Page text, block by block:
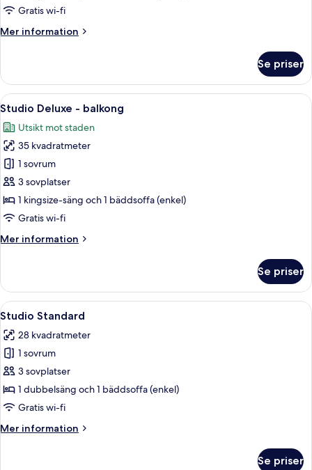
Gratis wi-fi
Mer information
Mer
Premium
Se priser
Öppna
alla
foton
för
Studio
Deluxe
-
balkong
Ett modernt kök med träskåp, en
9
Studio Deluxe - balkong
Utsikt mot staden
35 kvadratmeter
1 sovrum
3 sovplatser
1 kingsize-säng och 1 bäddsoffa (enkel)
Gratis wi-fi
Mer information
Mer
Deluxe
balkong
Se priser
Öppna
alla
foton
för
Studio
Standard
Ett modernt hotellrum med en stor
6
Studio Standard
28 kvadratmeter
1 sovrum
3 sovplatser
1 dubbelsäng och 1 bäddsoffa (enkel)
Gratis wi-fi
Mer information
Mer
Se priser